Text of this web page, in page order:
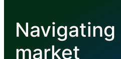
Navigating
market